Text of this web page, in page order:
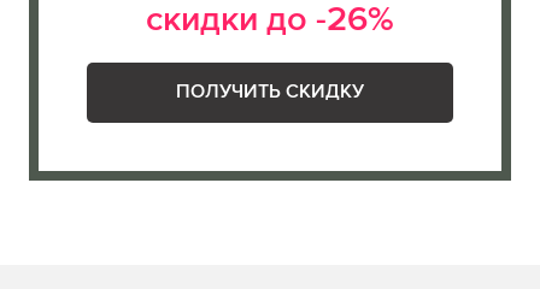
скидки до -26%
ПОЛУЧИТЬ СКИДКУ